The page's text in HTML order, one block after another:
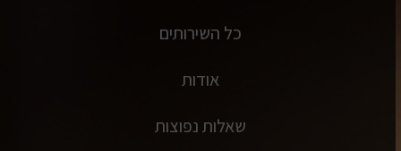
כל השירותים
אודות
שאלות נפוצות